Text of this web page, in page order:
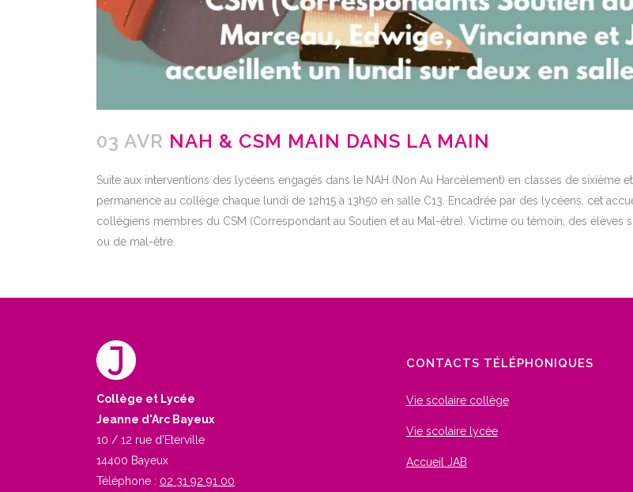
03 AVR NAH & CSM MAIN DANS LA MAIN
Suite aux interventions des lycéens engagés dans le NAH (Non Au Harcèlement) en classes de
permanence au collège chaque lundi de 12h15 à 13h50 en salle C13. Encadrée par des lycéens, cet
collégiens membres du CSM (Correspondant au Soutien et au Mal-être). Victime ou témoin, des
ou de mal-être.
Collège et Lycée
Jeanne d'Arc Bayeux
10 / 12 rue d'Eterville
14400 Bayeux
Téléphone : 02 31 92 91 00
CONTACTS TÉLÉPHONIQUES
Vie scolaire collège
Vie scolaire lycée
Accueil JAB